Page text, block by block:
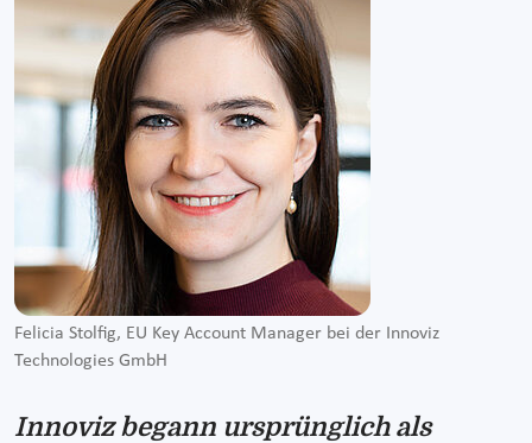
Felicia Stolfig, EU Key Account Manager bei der Innoviz
Technologies GmbH
Innoviz begann ursprünglich als